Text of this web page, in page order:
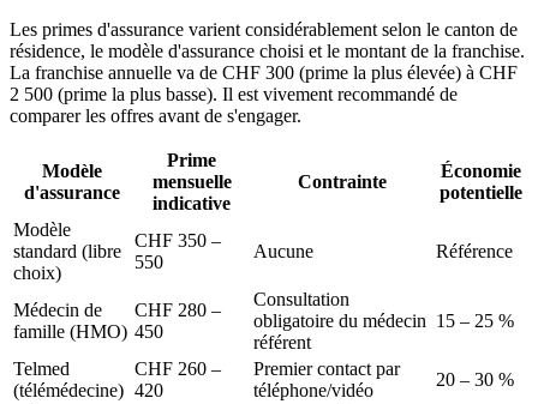
Les primes d'assurance varient considérablement selon le canton de
résidence, le modèle d'assurance choisi et le montant de la franchise.
La franchise annuelle va de CHF 300 (prime la plus élevée) à CHF
2 500 (prime la plus basse). Il est vivement recommandé de
comparer les offres avant de s'engager.
Modèle
d'assurance
Prime
mensuelle
indicative
Contrainte
Économie
potentielle
Modèle
standard (libre
choix)
CHF 350 –
550
Aucune Référence
Médecin de
famille (HMO)
CHF 280 –
450
Consultation
obligatoire du médecin
référent
15 – 25 %
Telmed
(télémédecine)
CHF 260 –
420
Premier contact par
téléphone/vidéo
20 – 30 %